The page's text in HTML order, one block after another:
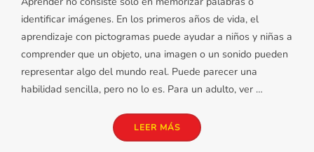
identificar imágenes. En los primeros años de vida, el
aprendizaje con pictogramas puede ayudar a niños y niñas a
comprender que un objeto, una imagen o un sonido pueden
representar algo del mundo real. Puede parecer una
habilidad sencilla, pero no lo es. Para un adulto, ver …
LEER MÁS«¿CÓMO SABE TU PEQUE